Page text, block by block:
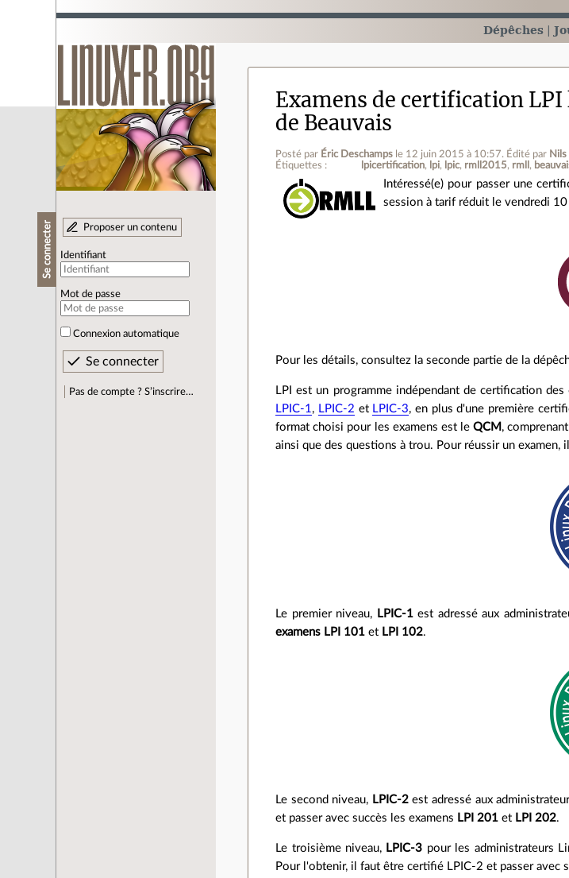
Dépêches
Se connecter Proposer un contenu
Identifiant
Mot de passe
Connexion automatique
Pas de compte ? S’inscrire…
Examens de certification
de Beauvais
Posté par Éric Deschamps le 12 juin 2015 à 10:57. Édité par
Étiquettes :
lpicertification lpi lpic rmll2015 rmll
Intéressé(e) pour passer une
session à tarif réduit le vendredi
Pour les détails, consultez la seconde partie de la
LPI est un programme indépendant de certification
LPIC-1, LPIC-2 et LPIC-3, en plus d'une première
format choisi pour les examens est leQCM ,
ainsi que des questions à trou. Pour réussir un examen,
Le premier niveau, LPIC-1est adressé aux
examens LPI 101 et LPI 102.
Le second niveau, LPIC-2est adressé aux
et passer avec succès les examens LPI 201 et LPI 202.
Le troisième niveau, LPIC-3 pour les administrateurs
Pour l'obtenir, il faut être certifié LPIC-2 et passer avec